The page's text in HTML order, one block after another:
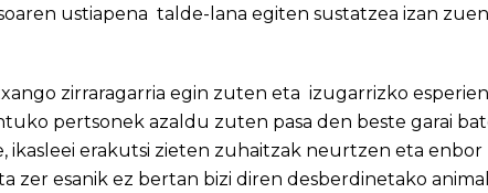
ustiapena talde-lana egiten sustatzea izan zuen
zirraragarria egin zuten eta izugarrizko
pertsonek azaldu zuten pasa den beste garai
ikasleei erakutsi zieten zuhaitzak neurtzen eta enbor
zer esanik ez bertan bizi diren desberdinetako